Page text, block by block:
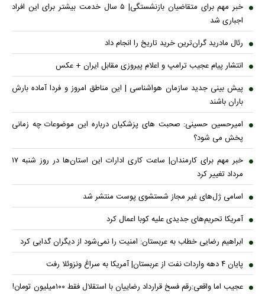
خبر مهم برای متقاضیان بازنشستگی| ۵ سال خدمت بیشتر برای این افراد
اجباری شد
رئال مادرید گران‌ترین خرید تاریخ را انجام داد
انتشار پیام عجیب ترامپ و اعلام پیروزی مقابل ایران + عکس
پیش بینی جدید سازمان هواشناسی | این مناطق امروز و فردا آماده بارش
باران باشند
امیرحسین حسینی: صحبت های پزشکیان درباره این موضوعات چه زمانی
پخش می شود؟
خبر مهم برای کارمندان| ساعت کاری ادارات این استان‌ها در روز شنبه ۱۷
مرداد تغییر کرد
اسامی ژل‌های غیر مجاز شستشوی پوست منتشر شد
آمریکا تحریم‌های جدیدی علیه کوبا اعمال کرد
ابراهیم رضایی خطاب به عربستان: امنیت را نمی‌شود از دیگران گدایی کرد
پایان ۴ دهه واردات نفت از عربستان| آمریکا به سراغ ونزوئلا رفت
عجیب اما واقعی:رقم فسخ قرارداد رضاییان با استقلال فقط ۱۰۰میلیون تومان!